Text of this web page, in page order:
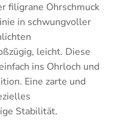
filigrane Ohrschmuck
in schwungvoller
leicht. Diese
ins Ohrloch und
Eine zarte und
Stabilität.